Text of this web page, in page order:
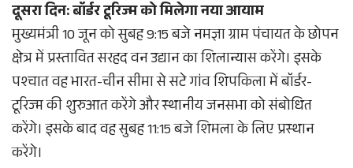
दूसरा दिन: बॉर्डर टूरिज्म को मिलेगा नया आयाम
मुख्यमंत्री 10 जून को सुबह 9:15 बजे नमज्ञा ग्राम पंचायत के छोपन
क्षेत्र में प्रस्तावित सरहद वन उद्यान का शिलान्यास करेंगे। इसके
पश्चात वह भारत-चीन सीमा से सटे गांव शिपकिला में बॉर्डर-
टूरिज्म की शुरुआत करेंगे और स्थानीय जनसभा को संबोधित
करेंगे। इसके बाद वह सुबह 11:15 बजे शिमला के लिए प्रस्थान
करेंगे।